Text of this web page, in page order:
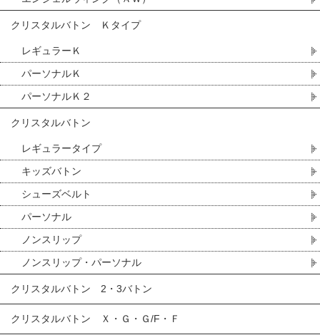
クリスタルバトン Ｋタイプ
レギュラーＫ
パーソナルＫ
パーソナルＫ２
クリスタルバトン
レギュラータイプ
キッズバトン
シューズベルト
パーソナル
ノンスリップ
ノンスリップ・パーソナル
クリスタルバトン 2・3バトン
クリスタルバトン Ｘ・Ｇ・Ｇ/F・Ｆ